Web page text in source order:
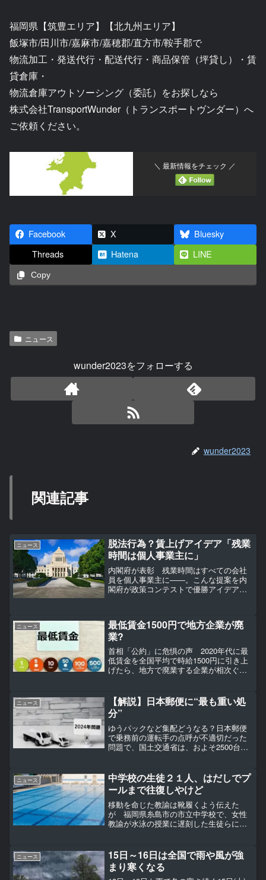
福岡県【筑豊エリア】【北九州エリア】
飯塚市/田川市/嘉麻市/嘉穂郡/直方市/鞍手郡で
物流加工・発送代行・配送代行・商品保管（坪貸し）・賃
貸倉庫・
物流倉庫アウトソーシング（委託）をお探しなら
株式会社TransportWunder（トランスポートヴンダー）へ
ご依頼ください。
＼ 最新情報をチェック ／
Facebook X
Bluesky
Threads
Hatena LINE
Copy
ニュース
wunder2023をフォローする
wunder2023
関連記事
ニュース
脱法行為？賃上げアイデア「残業
時間は個人事業主に」
内閣府が表彰 残業時間はすべての会社
員を個人事業主に――。こんな提案を内
閣府が政策コンテストで優勝アイデアと
めの「脱法スキーム」を推奨していると
もうけとられかねない内容...
ニュース
最低賃金1500円で地方企業が廃
業?
首相「公約」に危惧の声 2020年代に最
低賃金を全国平均で時給1500円に引き上
げたら、地方で廃業する企業が相次ぐの
約」を危惧する声が上がっている。こう
した懸念が影響し...
ニュース
【解説】日本郵便に“最も重い処
分”
ゆうパックなど集配どうなる？日本郵便
で乗務前の運転手の点呼が不適切だった
問題で、国土交通省は、およそ2500台の
た。なぜ最も重い処分になったのか、日
本テレビ社会部の中濱弘...
ニュース
中学校の生徒２１人、はだしでプ
ールまで往復しやけど
移動を命じた教諭は靴履くよう伝えた
が 福岡県糸島市の市立中学校で、女性
教諭が水泳の授業に遅刻した生徒らに、
徒２１人が足裏にやけどを負っていたこ
とがわかった。学校は「不適...
ニュース
15日～16日は全国で雨や風が強
まり寒くなる